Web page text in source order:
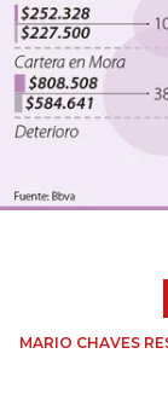
MARIO CHAVES